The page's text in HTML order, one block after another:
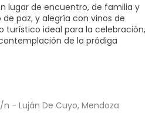
lugar de encuentro, de familia y
paz, y alegría con vinos de
turístico ideal para la celebración,
de la pródiga
n - Luján De Cuyo, Mendoza